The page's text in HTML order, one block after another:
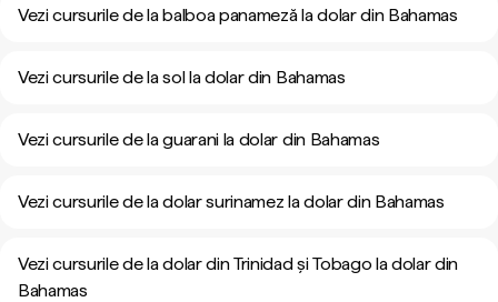
Vezi cursurile de la balboa panameză la dolar din Bahamas
Vezi cursurile de la sol la dolar din Bahamas
Vezi cursurile de la guarani la dolar din Bahamas
Vezi cursurile de la dolar surinamez la dolar din Bahamas
Vezi cursurile de la dolar din Trinidad și Tobago la dolar din
Bahamas